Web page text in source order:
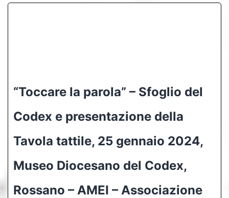
“Toccare la parola” – Sfoglio del
Codex e presentazione della
Tavola tattile, 25 gennaio 2024,
Museo Diocesano del Codex,
Rossano – AMEI – Associazione